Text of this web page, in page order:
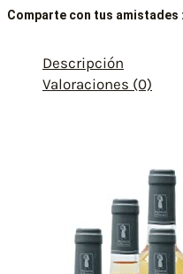
Comparte con tus amistades
Descripción
Valoraciones (0)